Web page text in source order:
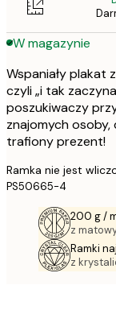
W magazynie
Wspaniały plakat
czyli „i tak
poszukiwaczy
znajomych
trafiony prezent!
Ramka nie jest
PS50665-4
200 g /
z
Ramki
z